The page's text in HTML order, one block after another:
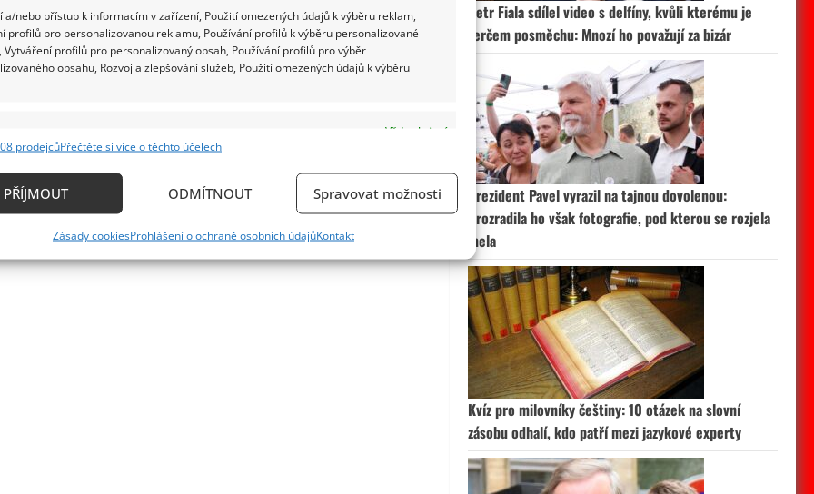
a/nebo přístup k informacím v zařízení, Použití omezených údajů k výběru reklam,
profilů pro personalizovanou reklamu, Používání profilů k výběru personalizované
Vytváření profilů pro personalizovaný obsah, Používání profilů pro výběr
obsahu, Rozvoj a zlepšování služeb, Použití omezených údajů k výběru
Vždy aktivní
zařízení na základě automaticky přenášených informací.
aktivně požadovaných informací.
prodejcůPřečtěte si více o těchto účelech
PŘÍJMOUT ODMÍTNOUT Spravovat možnosti
Zásady cookiesProhlášení o ochraně osobních údajůKontakt
Petr Fiala sdílel video s delfíny, kvůli kterému je
terčem posměchu: Mnozí ho považují za bizár
Prezident Pavel vyrazil na tajnou dovolenou:
Prozradila ho však fotografie, pod kterou se rozjela
mela
Kvíz pro milovníky češtiny: 10 otázek na slovní
zásobu odhalí, kdo patří mezi jazykové experty